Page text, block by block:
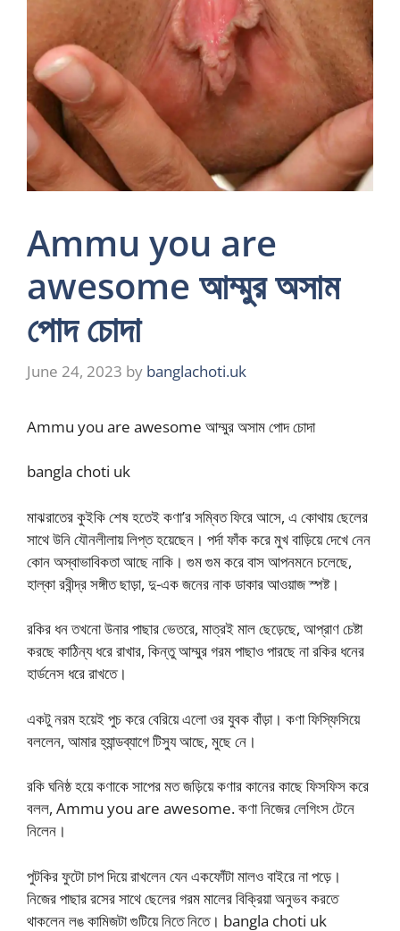
Ammu you are
awesome আম্মুর অসাম
পোদ চোদা
June 24, 2023 by banglachoti.uk
Ammu you are awesome আম্মুর অসাম পোদ চোদা
bangla choti uk
মাঝরাতের কুইকি শেষ হতেই কণা’র সম্বিত ফিরে আসে, এ কোথায় ছেলের
সাথে উনি যৌনলীলায় লিপ্ত হয়েছেন। পর্দা ফাঁক করে মুখ বাড়িয়ে দেখে নেন
কোন অস্বাভাবিকতা আছে নাকি। গুম গুম করে বাস আপনমনে চলেছে,
হাল্কা রবীন্দ্র সঙ্গীত ছাড়া, দু-এক জনের নাক ডাকার আওয়াজ স্পষ্ট।
রকির ধন তখনো উনার পাছার ভেতরে, মাত্রই মাল ছেড়েছে, আপ্রাণ চেষ্টা
করছে কাঠিন্য ধরে রাখার, কিন্তু আম্মুর গরম পাছাও পারছে না রকির ধনের
হার্ডনেস ধরে রাখতে।
একটু নরম হয়েই পুচ করে বেরিয়ে এলো ওর যুবক বাঁড়া। কণা ফিস্ফিসিয়ে
বললেন, আমার হ্যান্ডব্যাগে টিস্যু আছে, মুছে নে।
রকি ঘনিষ্ঠ হয়ে কণাকে সাপের মত জড়িয়ে কণার কানের কাছে ফিসফিস করে
বলল, Ammu you are awesome. কণা নিজের লেগিংস টেনে
নিলেন।
পুটকির ফুটো চাপ দিয়ে রাখলেন যেন একফোঁটা মালও বাইরে না পড়ে।
নিজের পাছার রসের সাথে ছেলের গরম মালের বিক্রিয়া অনুভব করতে
থাকলেন লঙ কামিজটা গুটিয়ে নিতে নিতে। bangla choti uk